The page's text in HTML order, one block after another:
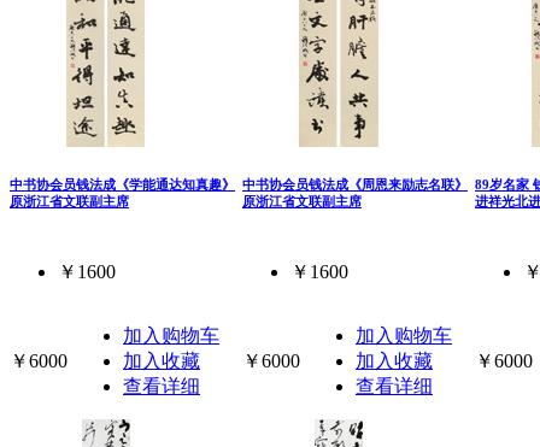
中书协会员钱法成《学能通达知真趣》
原浙江省文联副主席
￥1600
￥6000
加入购物车
加入收藏
查看详细
中书协会员钱法成《周恩来励志名联》
原浙江省文联副主席
￥1600
￥6000
加入购物车
加入收藏
查看详细
89岁名家
进祥光北
￥6000